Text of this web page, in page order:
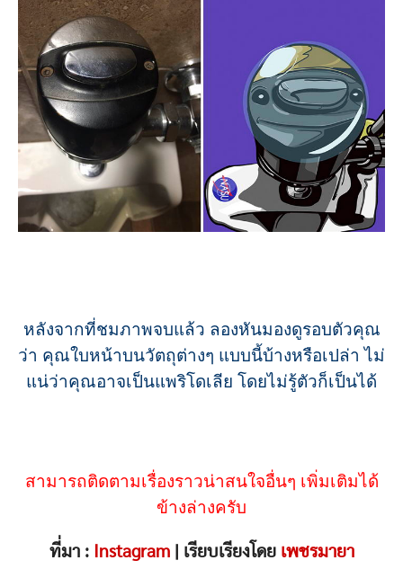
หลังจากที่ชมภาพจบแล้ว ลองหันมองดูรอบตัวคุณ
ว่า คุณใบหน้าบนวัตถุต่างๆ แบบนี้บ้างหรือเปล่า ไม่
แน่ว่าคุณอาจเป็นแพริโดเลีย โดยไม่รู้ตัวก็เป็นได้
สามารถติดตามเรื่องราวน่าสนใจอื่นๆ เพิ่มเติมได้
ข้างล่างครับ
ที่มา : Instagram| เรียบเรียงโดย เพชรมายา